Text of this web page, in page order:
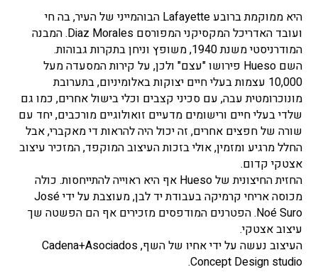
היא ממוקמת ברובע Lafayette הבוהמייני של העיר, בה חי
ועובד האדריכל המקסיקני המפורסם Diaz Morales. המבנה
המודרניסטי משנת 1940, משופץ וניחן בתקרות גבוהות.
השם Hueso פירושו "עצם" ולכן, על קירות המסעדה מעל
10,000 עצמות בעלי חיים יצוקות באלומיניום, בתערובת
מונוכרומטית עבה, עם סכיני קצבים וכלי בישול אחרים, כמו גם
שלדי בעלי חיים ורישומים מדעיים זואולוגיים מורכבים, יחד עם
שורה של חפצים אחרים, זה יכול היה להראות די מאקברי, אבל
החלל מרגיע ומזמין, אולי בזכות העיצוב המוקפד, המזכיר עיצוב
אצטקי קדום.
החזית החיצונית של Hueso אף היא ראוייה להתייחסות. כולה
מכוסה אריחי קרמיקה בעבודת יד לבן, מעוצבת על ידי José
Noé Suro. הפטרנים המודפסים מזכירים אף הם הפשטה שך
עיצוב אצטקי.
העיצוב נעשה על ידי אחיו של השף, Cadena+Asociados
Concept Design studio.